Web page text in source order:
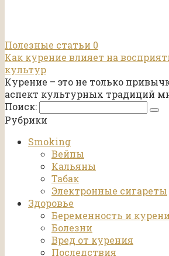
Полезные статьи 0
Как курение влияет на
культур
Курение – это не только
аспект культурных традиций
Поиск:
Рубрики
Smoking
Вейпы
Кальяны
Табак
Электронные сигареты
Здоровье
Беременность и
Болезни
Вред от курения
Последствия